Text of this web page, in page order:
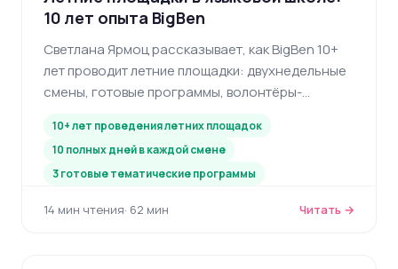
10 лет опыта BigBen
Светлана Ярмоц рассказывает, как BigBen 10+
лет проводит летние площадки: двухнедельные
смены, готовые программы, волонтёры-
полный разбор формата.
10+ лет проведения летних площадок
10 полных дней в каждой смене
3 готовые тематические программы
14 мин чтения· 62 мин Читать →